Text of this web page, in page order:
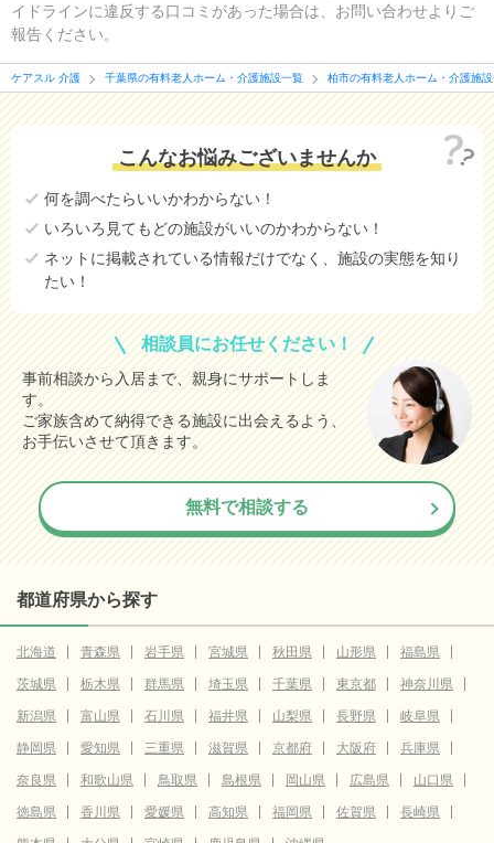
イドラインに違反する口コミがあった場合は、お問い合わせよりご
報告ください。
ケアスル 介護 千葉県の有料老人ホーム・介護施設一覧 柏市の有料老人ホーム・介護施
こんなお悩みございませんか
何を調べたらいいかわからない！
いろいろ見てもどの施設がいいのかわからない！
ネットに掲載されている情報だけでなく、施設の実態を知り
たい！
相談員にお任せください！
事前相談から入居まで、親身にサポートしま
す。
ご家族含めて納得できる施設に出会えるよう、
お手伝いさせて頂きます。
無料で相談する
都道府県から探す
北海道 青森県 岩手県 宮城県 秋田県 山形県
福島県
茨城県
栃木県 群馬県 埼玉県 千葉県 東京都
神奈川県
新潟県
富山県 石川県 福井県 山梨県 長野県
岐阜県
静岡県
愛知県 三重県 滋賀県 京都府 大阪府
兵庫県
奈良県
和歌山県 鳥取県 島根県 岡山県 広島県
山口県
徳島県
香川県 愛媛県 高知県 福岡県 佐賀県
長崎県